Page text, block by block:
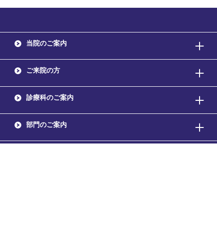
当院のご案内
ご来院の方
診療科のご案内
部門のご案内